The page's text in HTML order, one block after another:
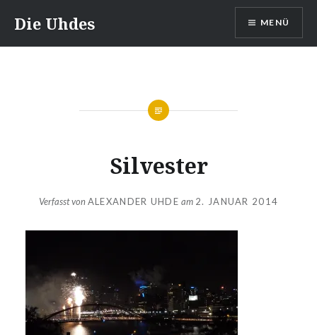
Inhalt
springen
Die Uhdes MENÜ
Silvester
Verfasst vonALEXANDER UHDE am 2. JANUAR 2014